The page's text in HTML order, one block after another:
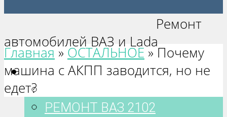
Ремонт
автомобилей ВАЗ и Lada
Ваз 2101-2115
РЕМОНТ ВАЗ 2102
Главная » ОСТАЛЬНОЕ » Почему
машина с АКПП заводится, но не
едет?